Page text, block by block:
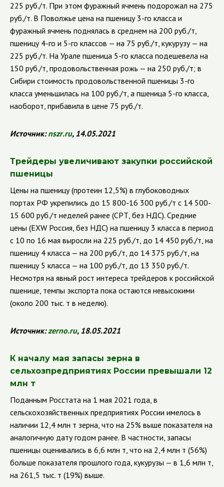
225 руб./т. При этом фуражный ячмень подорожал на 275
руб./т. В Поволжье цена на пшеницу 3-го класса и
фуражный ячмень поднялась в среднем на 200 руб./т,
пшеницу 4-го и 5-го классов — на 75 руб./т, кукурузу — на
225 руб./т. На Урале пшеница 5-го класса подешевела на
150 руб./т, продовольственная рожь — на 250 руб./т; в
Сибири стоимость продовольственной пшеницы 3-го
класса уменьшилась на 100 руб./т, а пшеница 5-го класса,
наоборот, прибавила в цене 75 руб./т.
Источник:nszr.ru, 14.05.2021
Трейдеры увеличивают закупки российской
пшеницы
Цены на пшеницу (протеин 12,5%) в глубоководных
портах РФ укрепились до 15 800-16 300 руб./т с 14 500-
15 600 руб./т неделей ранее (CPT, без НДС). Средние
цены (EXW Россия, без НДС) на пшеницу 3 класса в период
с 10 по 16 мая выросли на 225 руб./т, до 14 450 руб./т, на
пшеницу 4 класса — на 200 руб./т, до 14 375 руб./т, на
пшеницу 5 класса — на 100 руб./т, до 13 350 руб./т.
Несмотря на явный рост интереса трейдеров к российской
пшенице, темпы экспорта пока остаются невысокими
(около 200 тыс. т в неделю).
Источник:zerno.ru, 18.05.2021
К началу мая запасы зерна в
сельхозпредприятиях России превышали 12
млн т
Поданным Росстата на 1 мая 2021 года, в
сельскохозяйственных предприятиях России имелось в
наличии 12,4 млн т зерна, что на 25% выше показателя на
аналогичную дату годом ранее. В частности, запасы
пшеницы оценивались в 6,6 млн т, что на 2,4 млн т (56%)
больше показателя прошлого года, кукурузы — в 1,6 млн т,
на 261,5 тыс. т (19%) выше.